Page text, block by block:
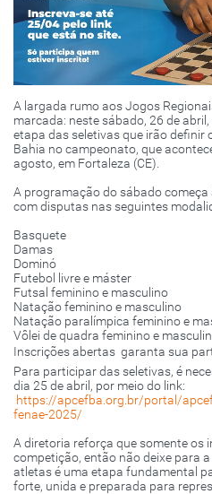
A largada rumo aos Jogos
marcada: neste sábado, 26 de
etapa das seletivas que irão definir
Bahia no campeonato, que
agosto, em Fortaleza (CE).
A programação do sábado começa
com disputas nas seguintes
Basquete
Damas
Dominó
Futebol livre e máster
Futsal feminino e masculino
Natação feminino e masculino
Natação paralímpica feminino e
Vôlei de quadra feminino e
Inscrições abertas  garanta sua
Para participar das seletivas, é
dia 25 de abril, por meio do link:
https://apcefba.org.br/portal/
fenae-2025/
A diretoria reforça que somente os
competição, então não deixe para
atletas é uma etapa fundamental
forte, unida e preparada para